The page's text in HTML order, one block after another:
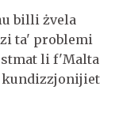
billi żvela
ta' problemi
li f'Malta